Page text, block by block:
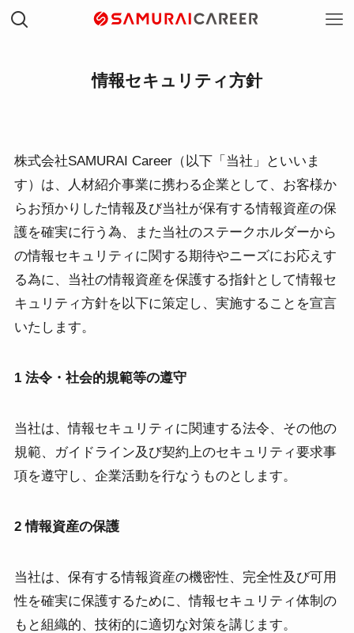
情報セキュリティ方針
株式会社SAMURAI Career（以下「当社」といいま
す）は、人材紹介事業に携わる企業として、お客様か
らお預かりした情報及び当社が保有する情報資産の保
護を確実に行う為、また当社のステークホルダーから
の情報セキュリティに関する期待やニーズにお応えす
る為に、当社の情報資産を保護する指針として情報セ
キュリティ方針を以下に策定し、実施することを宣言
いたします。
1 法令・社会的規範等の遵守
当社は、情報セキュリティに関連する法令、その他の
規範、ガイドライン及び契約上のセキュリティ要求事
項を遵守し、企業活動を行なうものとします。
2 情報資産の保護
当社は、保有する情報資産の機密性、完全性及び可用
性を確実に保護するために、情報セキュリティ体制の
もと組織的、技術的に適切な対策を講じます。